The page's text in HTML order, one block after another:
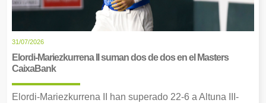
31/07/2026
Elordi-Mariezkurrena II suman dos de dos en el Masters
CaixaBank
Elordi-Mariezkurrena II han superado 22-6 a Altuna III-